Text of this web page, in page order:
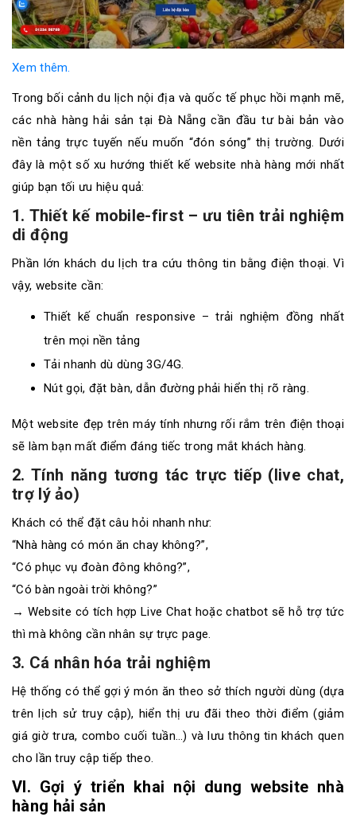
Xem thêm.
Trong bối cảnh du lịch nội địa và quốc tế phục hồi mạnh mẽ,
các nhà hàng hải sản tại Đà Nẵng cần đầu tư bài bản vào
nền tảng trực tuyến nếu muốn “đón sóng” thị trường. Dưới
đây là một số xu hướng thiết kế website nhà hàng mới nhất
giúp bạn tối ưu hiệu quả:
1. Thiết kế mobile-first – ưu tiên trải nghiệm
di động
Phần lớn khách du lịch tra cứu thông tin bằng điện thoại. Vì
vậy, website cần:
Thiết kế chuẩn responsive – trải nghiệm đồng nhất
trên mọi nền tảng
Tải nhanh dù dùng 3G/4G.
Nút gọi, đặt bàn, dẫn đường phải hiển thị rõ ràng.
Một website đẹp trên máy tính nhưng rối rắm trên điện thoại
sẽ làm bạn mất điểm đáng tiếc trong mắt khách hàng.
2. Tính năng tương tác trực tiếp (live chat,
trợ lý ảo)
Khách có thể đặt câu hỏi nhanh như:
“Nhà hàng có món ăn chay không?”,
“Có phục vụ đoàn đông không?”,
“Có bàn ngoài trời không?”
→ Website có tích hợp Live Chat hoặc chatbot sẽ hỗ trợ tức
thì mà không cần nhân sự trực page.
3. Cá nhân hóa trải nghiệm
Hệ thống có thể gợi ý món ăn theo sở thích người dùng (dựa
trên lịch sử truy cập), hiển thị ưu đãi theo thời điểm (giảm
giá giờ trưa, combo cuối tuần…) và lưu thông tin khách quen
cho lần truy cập tiếp theo.
VI. Gợi ý triển khai nội dung website nhà
hàng hải sản